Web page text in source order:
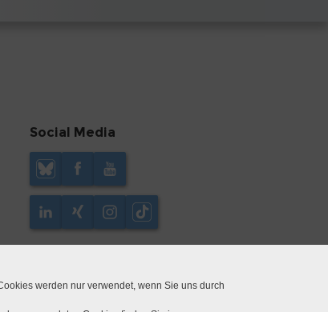
Social Media
werden nur verwendet, wenn Sie uns durch